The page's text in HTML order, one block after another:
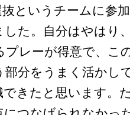
というチームに参
した。自分はやはり
プレーが得意で、こ
部分をうまく活かし
できたと思います。